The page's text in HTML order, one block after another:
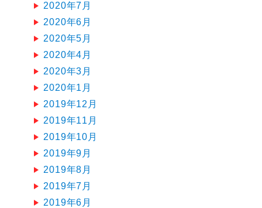
2020年7月
2020年6月
2020年5月
2020年4月
2020年3月
2020年1月
2019年12月
2019年11月
2019年10月
2019年9月
2019年8月
2019年7月
2019年6月